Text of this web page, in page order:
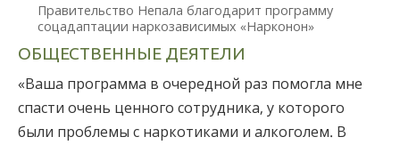
Правительство Непала благодарит программу
соцадаптации наркозависимых «Нарконон»
ОБЩЕСТВЕННЫЕ ДЕЯТЕЛИ
«Ваша программа в очередной раз помогла мне
спасти очень ценного сотрудника, у которого
были проблемы с наркотиками и алкоголем. В